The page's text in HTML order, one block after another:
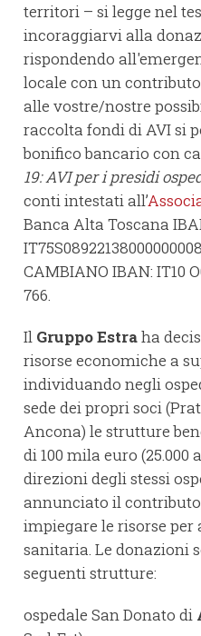
territori – si legge nel
incoraggiarvi alla
rispondendo
locale con un
alle vostre/nostre
raccolta fondi di AVI si
bonifico bancario con
19: AVI per i presidi
conti intestati all’
Banca Alta Toscana
CAMBIANO IBAN: IT10
766.
Il Gruppo Estraha
risorse economiche a
individuando negli
sede dei propri soci
Ancona) le strutture
di 100 mila euro (25.000
direzioni degli stessi
annunciato il
impiegare le risorse per
sanitaria. Le donazioni
seguenti strutture:
ospedale San Donato di